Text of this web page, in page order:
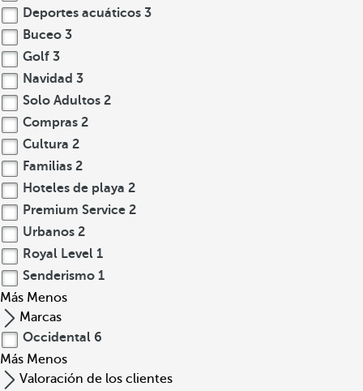
Deportes acuáticos 3
Buceo 3
Golf 3
Navidad 3
Solo Adultos 2
Compras 2
Cultura 2
Familias 2
Hoteles de playa 2
Premium Service 2
Urbanos 2
Royal Level 1
Senderismo 1
Más Menos
Marcas
Occidental 6
Más Menos
Valoración de los clientes